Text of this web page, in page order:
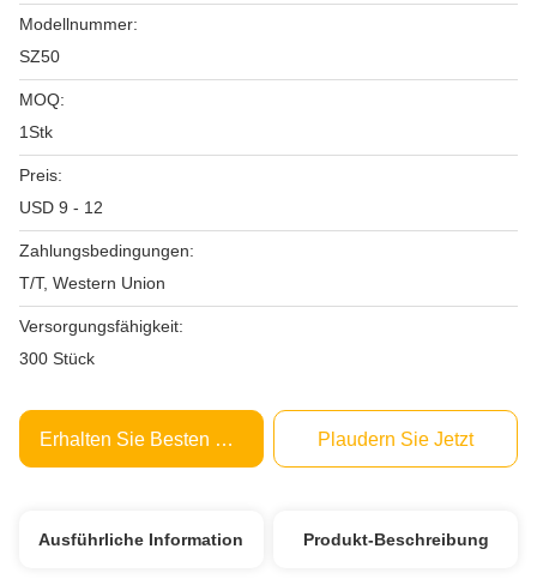
Modellnummer:
SZ50
MOQ:
1Stk
Preis:
USD 9 - 12
Zahlungsbedingungen:
T/T, Western Union
Versorgungsfähigkeit:
300 Stück
Erhalten Sie Besten Preis Plaudern Sie Jetzt
Ausführliche Information Produkt-Beschreibung